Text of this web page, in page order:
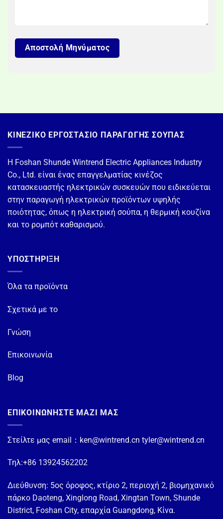
ΚΙΝΈΖΙΚΟ ΕΡΓΟΣΤΆΣΙΟ ΠΑΡΑΓΩΓΉΣ ΣΟΎΠΑΣ
Η Foshan Shunde Wintrend Electric Appliances Industry
Co., Ltd. είναι ένας επαγγελματίας κινέζος
κατασκευαστής ηλεκτρικών συσκευών που ειδικεύεται
στην παραγωγή ηλεκτρικών προϊόντων υψηλής
ποιότητας, όπως η ηλεκτρική σούπα, η θερμική κουζίνα
και το ρομπότ καθαρισμού.
ΥΠΟΣΤΗΡΙΞΗ
Όλα τα προϊόντα
Σχετικά με το
Γνώση
Επικοινωνία
Blog
ΕΠΙΚΟΙΝΩΝΗΣΤΕ ΜΑΖΙ ΜΑΣ
Στείλτε μας email： ken@wintrend.cn tyler@wintrend.cn
Τηλ:+86 13924562202
Διεύθυνση: 5ος όροφος, κτίριο 2, περιοχή 2, βιομηχανικό
πάρκο Daoteng, Xinglong Road, Xingtan Town, Shunde
District, Foshan City, επαρχία Guangdong, Κίνα.